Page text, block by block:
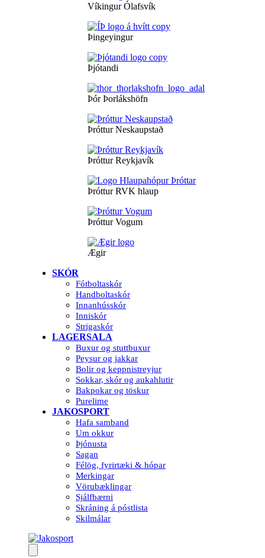
Víkingur Ólafsvík
Þingeyingur
Þjótandi
Þór Þorlákshöfn
Þróttur Neskaupstað
Þróttur Reykjavík
Þróttur RVK hlaup
Þróttur Vogum
Ægir
SKÓR
Fótboltaskór
Handboltaskór
Innanhússkór
Inniskór
Strigaskór
LAGERSALA
Buxur og stuttbuxur
Peysur og jakkar
Bolir og keppnistreyjur
Sokkar, skór og aukahlutir
Bakpokar og töskur
Purelime
JAKOSPORT
Hafa samband
Um okkur
Þjónusta
Sagan
Félög, fyrirtæki & hópar
Merkingar
Vörubæklingar
Sjálfbærni
Skráning á póstlista
Skilmálar